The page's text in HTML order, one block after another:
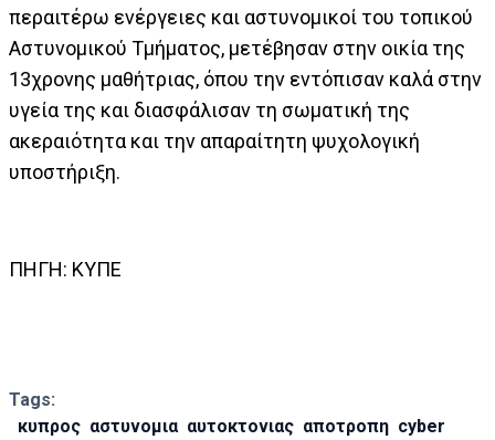
περαιτέρω ενέργειες και αστυνομικοί του τοπικού
Αστυνομικού Τμήματος, μετέβησαν στην οικία της
13χρονης μαθήτριας, όπου την εντόπισαν καλά στην
υγεία της και διασφάλισαν τη σωματική της
ακεραιότητα και την απαραίτητη ψυχολογική
υποστήριξη.
ΠΗΓΗ: ΚΥΠΕ
Tags:
κυπρος αστυνομια αυτοκτονιας αποτροπη cyber